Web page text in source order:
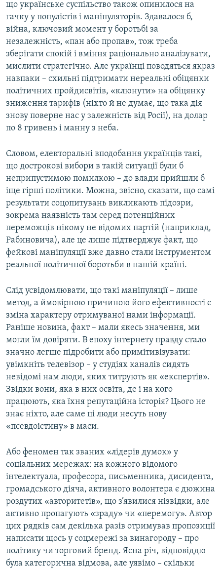
що українське суспільство також опинилося на
гачку у популістів і маніпуляторів. Здавалося б,
війна, ключовий момент у боротьбі за
незалежність, «пан або пропав», тож треба
зберігати спокій і вміння раціонально аналізувати,
мислити стратегічно. Але українці поводяться якраз
навпаки – схильні підтримати нереальні обіцянки
політичних пройдисвітів, «клюнути» на обіцянку
зниження тарифів (ніхто й не думає, що така дія
знову поверне нас у залежність від Росії), на долар
по 8 гривень і манну з неба.
Словом, електоральні вподобання українців такі,
що дострокові вибори в такій ситуації були б
неприпустимою помилкою – до влади прийшли б
іще гірші політики. Можна, звісно, сказати, що самі
результати соцопитувань викликають підозри,
зокрема наявність там серед потенційних
переможців нікому не відомих партій (наприклад,
Рабиновича), але це лише підтверджує факт, що
фейкові маніпуляції вже давно стали інструментом
реальної політичної боротьби в нашій країні.
Слід усвідомлювати, що такі маніпуляції – лише
метод, а ймовірною причиною його ефективності є
зміна характеру отримуваної нами інформації.
Раніше новина, факт – мали якесь значення, ми
могли їм довіряти. В епоху інтернету правду стало
значно легше підробити або примітивізувати:
увімкніть телевізор – у студіях каналів сидять
невідомі нам люди, яких титрують як «експертів».
Звідки вони, яка в них освіта, де і на кого
працюють, яка їхня репутаційна історія? Цього не
знає ніхто, але саме ці люди несуть нову
«псевдоістину» в маси.
Або феномен так званих «лідерів думок» у
соціальних мережах: на кожного відомого
інтелектуала, професора, письменника, дисидента,
громадського діяча, активного волонтера є дюжина
роздутих «авторитетів», що з’явилися нізвідки, але
активно пропагують «зраду» чи «перемогу». Автор
цих рядків сам декілька разів отримував пропозиції
написати щось у соцмережі за винагороду – про
політику чи торговий бренд. Ясна річ, відповіддю
була категорична відмова, але уявімо – скільки